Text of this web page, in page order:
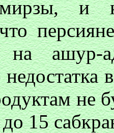
мирзы, и
на
не
15